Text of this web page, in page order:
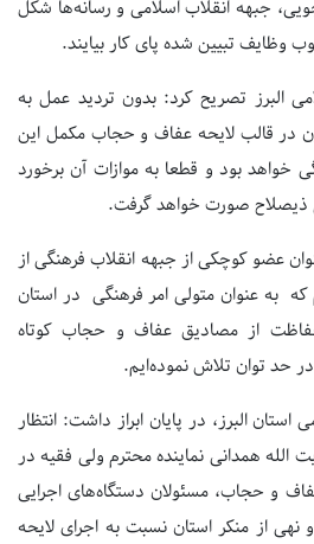
جبهه انقلاب اسلامی و رسانه‌ها شکل
وظایف تبیین شده پای کار بیایند.
البرز تصریح کرد: بدون تردید عمل به
در قالب لایحه عفاف و حجاب مکمل این
بود و قطعا به موازات آن برخورد
ذیصلاح صورت خواهد گرفت.
عضو کوچکی از جبهه انقلاب فرهنگی از
که به عنوان متولی امر فرهنگی در استان
از مصادیق عفاف و حجاب کوتاه
در حد توان تلاش نموده‌ایم.
البرز، در پایان ابراز داشت: انتظار
همدانی نماینده محترم ولی فقیه در
عفاف و حجاب، مسئولان دستگاه‌های اجرایی
نهی از منکر استان نسبت به اجرای لایحه